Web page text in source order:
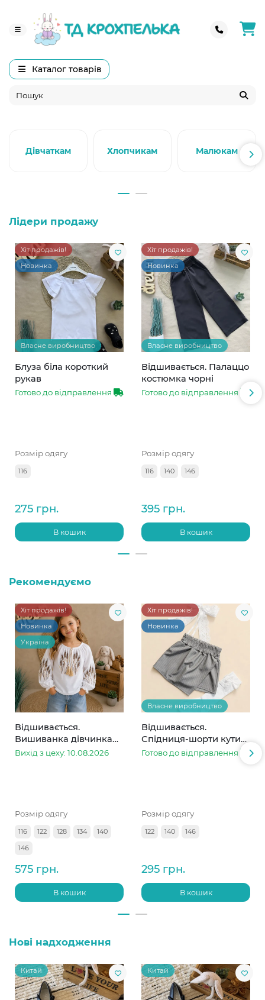
Каталог товарів
Дівчаткам Хлопчикам Малюкам
Лідери продажу
Хіт продажів!
Новинка
Власне виробництво
Блуза біла короткий
рукав
Готово до відправлення
Розмір одягу
116
275 грн.
В кошик
Хіт продажів!
Новинка
Власне виробництво
Відшивається. Палаццо
костюмка чорні
Готово до відправлення
Розмір одягу
116 140 146
395 грн.
В кошик
Рекомендуємо
Хіт продажів!
Новинка
Україна
Відшивається.
Вишиванка дівчинка
колоски
Вихід з цеху: 10.08.2026
Розмір одягу
116 122 128 134
140
146
575 грн.
В кошик
Хіт продажів!
Новинка
Власне виробництво
Відшивається.
Спідниця-шорти кутик
сіра в смужку
Готово до відправлення
Розмір одягу
122 140 146
295 грн.
В кошик
Нові надходження
Китай Китай